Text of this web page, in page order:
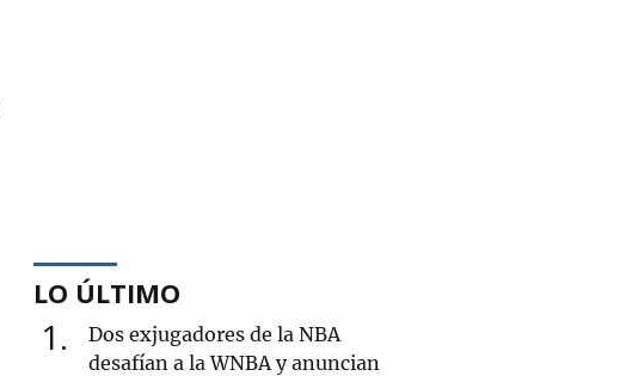
LO ÚLTIMO
1
Dos exjugadores de la NBA
desafían a la WNBA y anuncian